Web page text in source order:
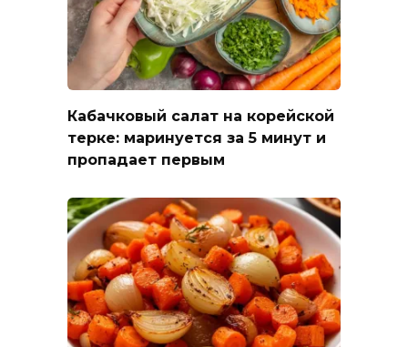
Кабачковый салат на корейской
терке: маринуется за 5 минут и
пропадает первым